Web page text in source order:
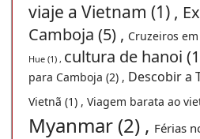
viaje a Vietnam (1) ,
Camboja (5) , Cruzeiros
Hue (1) , cultura de hanoi
para Camboja (2) , Descobir a
Vietnã (1) , Viagem barata ao
Myanmar (2) , Férias